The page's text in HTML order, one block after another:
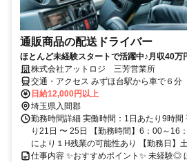
通販商品の配送ドライバー
ほとんど未経験スタートで活躍中♪月収40万
株式会社アットロジ 三芳営業所
交通・アクセス みずほ台駅から車で６分
日給12,000円以上
埼玉県入間郡
勤務時間詳細 実働時間：1日あたり9時間
り21日 〜 25日 【勤務時間】6：00～16
により１H残業の可能性あり 【勤務日】
仕事内容 ✨おすすめポイント✨ 未経験◎